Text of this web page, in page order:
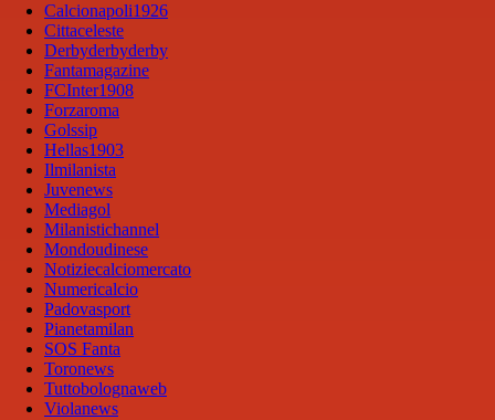
Calcionapoli1926
Cittaceleste
Derbyderbyderby
Fantamagazine
FCInter1908
Forzaroma
Golssip
Hellas1903
Ilmilanista
Juvenews
Mediagol
Milanistichannel
Mondoudinese
Notiziecalciomercato
Numericalcio
Padovasport
Pianetamilan
SOS Fanta
Toronews
Tuttobolognaweb
Violanews